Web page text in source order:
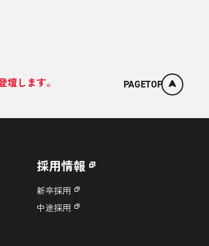
壇します。 PAGETOP
採用情報
新卒採用
中途採用